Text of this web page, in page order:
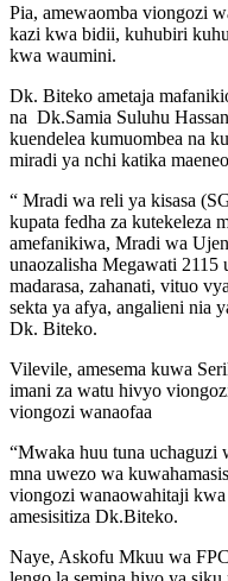
Pia, amewaomba viongozi
kazi kwa bidii, kuhubiri
kwa waumini.
Dk. Biteko ametaja
na Dk.Samia Suluhu
kuendelea kumuombea na
miradi ya nchi katika
“ Mradi wa reli ya kisasa
kupata fedha za kutekeleza
amefanikiwa, Mradi wa
unaozalisha Megawati
madarasa, zahanati, vituo
sekta ya afya, angalieni nia
Dk. Biteko.
Vilevile, amesema kuwa
imani za watu hivyo
viongozi wanaofaa
“Mwaka huu tuna uchaguzi
mna uwezo wa
viongozi wanaowahitaji
amesisitiza Dk.Biteko.
Naye, Askofu Mkuu wa